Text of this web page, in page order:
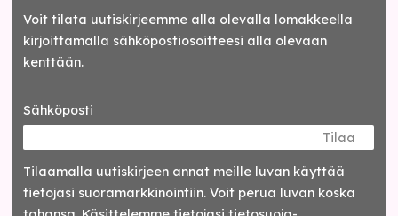
Voit tilata uutiskirjeemme alla olevalla lomakkeella
kirjoittamalla sähköpostiosoitteesi alla olevaan
kenttään.
Sähköposti
Tilaa
Tilaamalla uutis­kirjeen annat meille luvan käyttää
tietojasi suora­markkinointiin. Voit perua luvan koska